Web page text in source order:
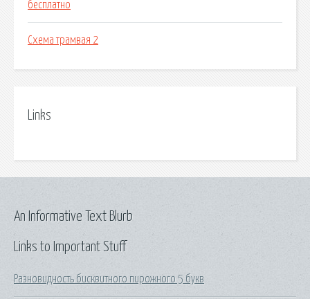
бесплатно
Схема трамвая 2
Links
Links to Important Stuff
Разновидность бисквитного пирожного 5 букв
An Informative Text Blurb